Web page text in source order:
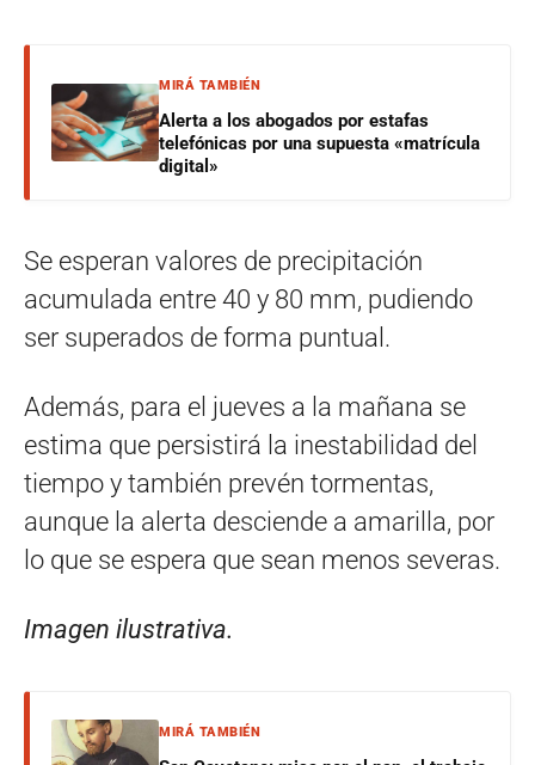
MIRÁ TAMBIÉN
Alerta a los abogados por estafas
telefónicas por una supuesta «matrícula
digital»
Se esperan valores de precipitación
acumulada entre 40 y 80 mm, pudiendo
ser superados de forma puntual.
Además, para el jueves a la mañana se
estima que persistirá la inestabilidad del
tiempo y también prevén tormentas,
aunque la alerta desciende a amarilla, por
lo que se espera que sean menos severas.
Imagen ilustrativa.
MIRÁ TAMBIÉN